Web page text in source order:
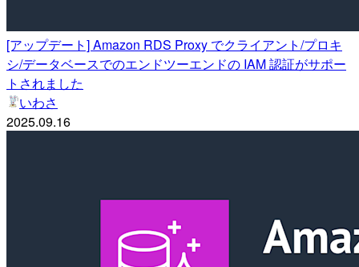
[アップデート] Amazon RDS Proxy でクライアント/プロキ
シ/データベースでのエンドツーエンドの IAM 認証がサポー
トされました
いわさ
2025.09.16